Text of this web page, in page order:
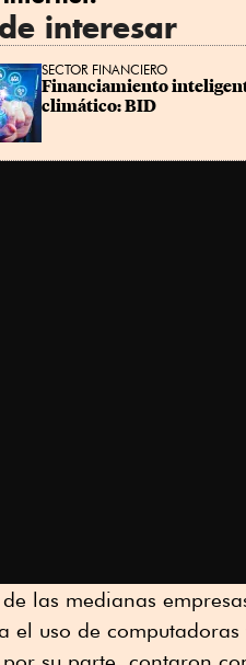
interesar
SECTOR FINANCIERO
Financiamiento
climático: BID
las medianas
el uso de